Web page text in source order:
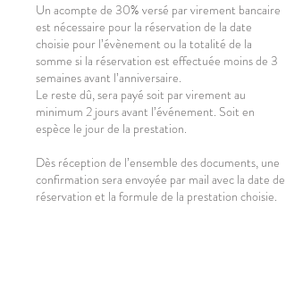
Un acompte de 30% versé par virement bancaire
est nécessaire pour la réservation de la date
choisie pour l’évènement ou la totalité de la
somme si la réservation est effectuée moins de 3
semaines avant l’anniversaire.
Le reste dû, sera payé soit par virement au
minimum 2 jours avant l’événement. Soit en
espèce le jour de la prestation.
Dès réception de l’ensemble des documents, une
confirmation sera envoyée par mail avec la date de
réservation et la formule de la prestation choisie.